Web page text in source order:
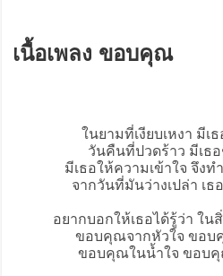
เนื้อเพลง ขอบคุณ
ในยามที่เงียบเหงา มีเธ
วันคืนที่ปวดร้าว มีเธ
มีเธอให้ความเข้าใจ จึง
จากวันที่มันว่างเปล่า เ
อยากบอกให้เธอได้รู้ว่า ใน
ขอบคุณจากหัวใจ ขอ
ขอบคุณในน้ำใจ ขอบ